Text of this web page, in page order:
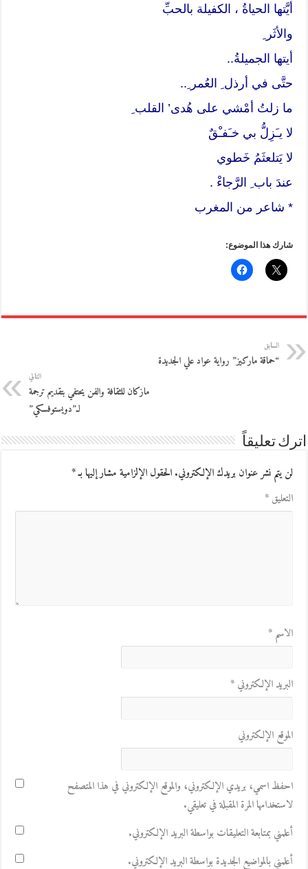
أيَّتها الحياةُ ، الكفيلة بالحبِّ
والأثَر ِ
أيتها الجميلةُ..
حتَّى في أرذل ِ العُمر ِ..
ما زلتُ أمْشي على هُدى’ القلب ِ
لا يـَزِلُّ بي خـَفـْقٌ
لا يَتلعثَمُ خَطوي
عندَ باب ِ الرَّجاءْ .
* شاعر من المغرب
شارك هذا الموضوع:
السابق
“حماقة ماركيز” رواية عواد علي الجديدة
التالي
مازكان للثقافة والفن يحتفي بتقديم ترجمة
لـ”دويستوفسكي”
اترك تعليقاً
لن يتم نشر عنوان بريدك الإلكتروني.الحقول الإلزامية مشار إليها بـ*
التعليق*
الاسم*
البريد الإلكتروني*
الموقع الإلكتروني
احفظ اسمي، بريدي الإلكتروني، والموقع الإلكتروني في هذا المتصفح
لاستخدامها المرة المقبلة في تعليقي.
أعلمني بمتابعة التعليقات بواسطة البريد الإلكتروني.
أعلمني بالمواضيع الجديدة بواسطة البريد الإلكتروني.